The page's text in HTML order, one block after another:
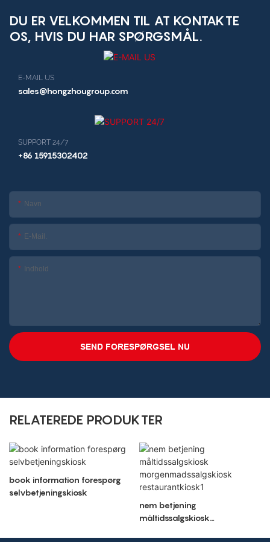
DU ER VELKOMMEN TIL AT KONTAKTE
OS, HVIS DU HAR SPØRGSMÅL.
E-MAIL US
sales@hongzhougroup.com
SUPPORT 24/7
+86 15915302402
Navn
E-Mail.
Indhold
SEND FORESPØRGSEL NU
RELATEREDE PRODUKTER
book information forespørg
selvbetjeningskiosk
nem betjening
måltidssalgskiosk